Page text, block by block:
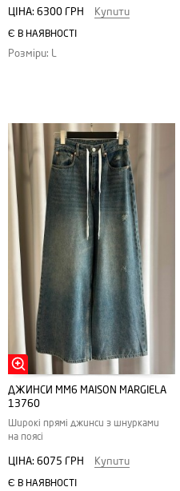
ЦІНА: 6300 ГРН Купити
Є В НАЯВНОСТІ
Розміри: L
ДЖИНСИ MM6 MAISON MARGIELA
13760
Широкі прямі джинси з шнурками
на поясі
ЦІНА: 6075 ГРН Купити
Є В НАЯВНОСТІ